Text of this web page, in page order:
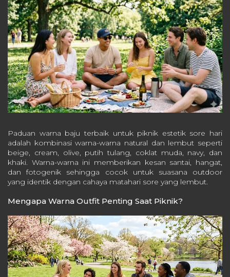
Paduan warna baju terbaik untuk piknik estetik sore hari
adalah kombinasi warna-warna natural dan lembut seperti
beige, cream, olive, putih tulang, coklat muda, navy, dan
khaki. Warna-warna ini memberikan kesan santai, hangat,
dan fotogenik sehingga cocok untuk suasana outdoor
yang identik dengan cahaya matahari sore yang lembut.
Mengapa Warna Outfit Penting Saat Piknik?